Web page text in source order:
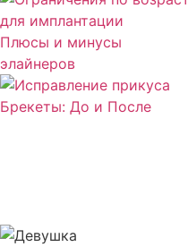
Плюсы и минусы
элайнеров
Брекеты: До и После